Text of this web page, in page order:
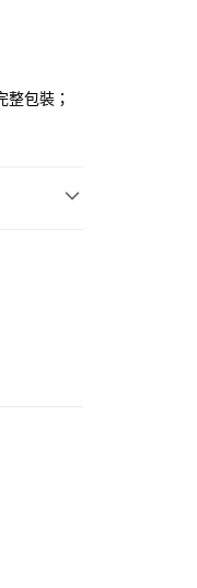
整包裝；